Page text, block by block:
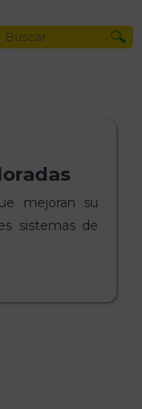
mejoran su
sistemas de